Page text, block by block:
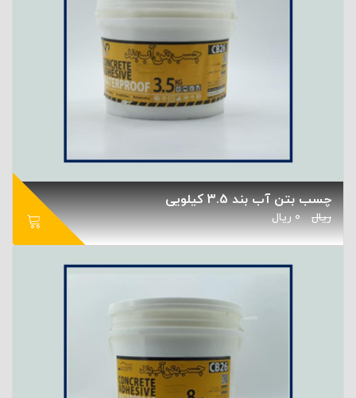
چسب بتن آب بند 3.5 کیلویی
ریال 0 ریال